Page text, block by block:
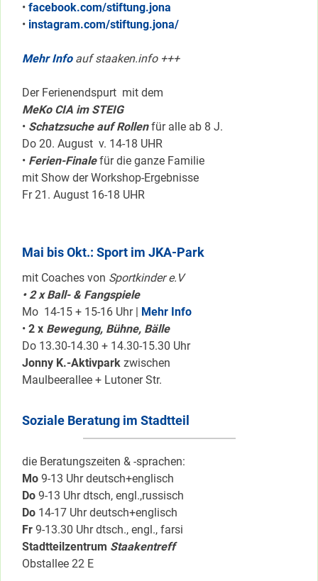
• facebook.com/stiftung.jona
• instagram.com/stiftung.jona/
Mehr Infoauf staaken.info +++
Der Ferienendspurt mit dem
MeKo CIA im STEIG
• Schatzsuche auf Rollenfür alle ab 8 J.
Do 20. August v. 14-18 UHR
• Ferien-Finalefür die ganze Familie
mit Show der Workshop-Ergebnisse
Fr 21. August 16-18 UHR
Mai bis Okt.: Sport im JKA-Park
mit Coaches von Sportkinder e.V
• 2 x Ball- & Fangspiele
Mo 14-15 + 15-16 Uhr | Mehr Info
• 2 x Bewegung, Bühne, Bälle
Do 13.30-14.30 + 14.30-15.30 Uhr
Jonny K.-Aktivpark zwischen
Maulbeerallee + Lutoner Str.
Soziale Beratung im Stadtteil
die Beratungszeiten & -sprachen:
Mo 9-13 Uhr deutsch+englisch
Do 9-13 Uhr dtsch, engl.,russisch
Do 14-17 Uhr deutsch+englisch
Fr 9-13.30 Uhr dtsch., engl., farsi
Stadtteilzentrum Staakentreff
Obstallee 22 E